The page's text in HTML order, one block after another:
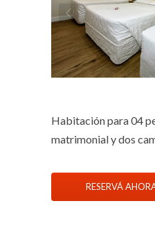
Habitación para 04
matrimonial y dos
RESERVÁ